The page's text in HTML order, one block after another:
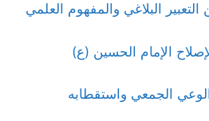
التعبير البلاغي والمفهوم العلمي
الإمام الحسين (ع)
الجمعي واستقطابه